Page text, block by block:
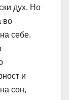
дух. Но
во
себе.
и
сон,